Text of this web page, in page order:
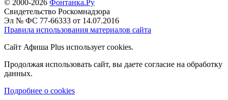
© 2000-2026 Фонтанка.Ру
Свидетельство Роскомнадзора
Эл № ФС 77-66333 от 14.07.2016
Правила использования материалов сайта
Сайт Афиша Plus использует cookies.
Продолжая использовать сайт, вы даете согласие на обработку
данных.
Подробнее о cookies